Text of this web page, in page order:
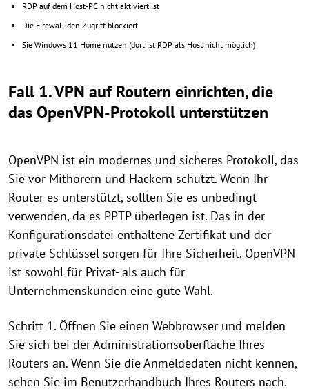
RDP auf dem Host-PC nicht aktiviert ist
Die Firewall den Zugriff blockiert
Sie Windows 11 Home nutzen (dort ist RDP als Host nicht möglich)
Fall 1. VPN auf Routern einrichten, die
das OpenVPN-Protokoll unterstützen
OpenVPN ist ein modernes und sicheres Protokoll, das
Sie vor Mithörern und Hackern schützt. Wenn Ihr
Router es unterstützt, sollten Sie es unbedingt
verwenden, da es PPTP überlegen ist. Das in der
Konfigurationsdatei enthaltene Zertifikat und der
private Schlüssel sorgen für Ihre Sicherheit. OpenVPN
ist sowohl für Privat- als auch für
Unternehmenskunden eine gute Wahl.
Schritt 1. Öffnen Sie einen Webbrowser und melden
Sie sich bei der Administrationsoberfläche Ihres
Routers an. Wenn Sie die Anmeldedaten nicht kennen,
sehen Sie im Benutzerhandbuch Ihres Routers nach.